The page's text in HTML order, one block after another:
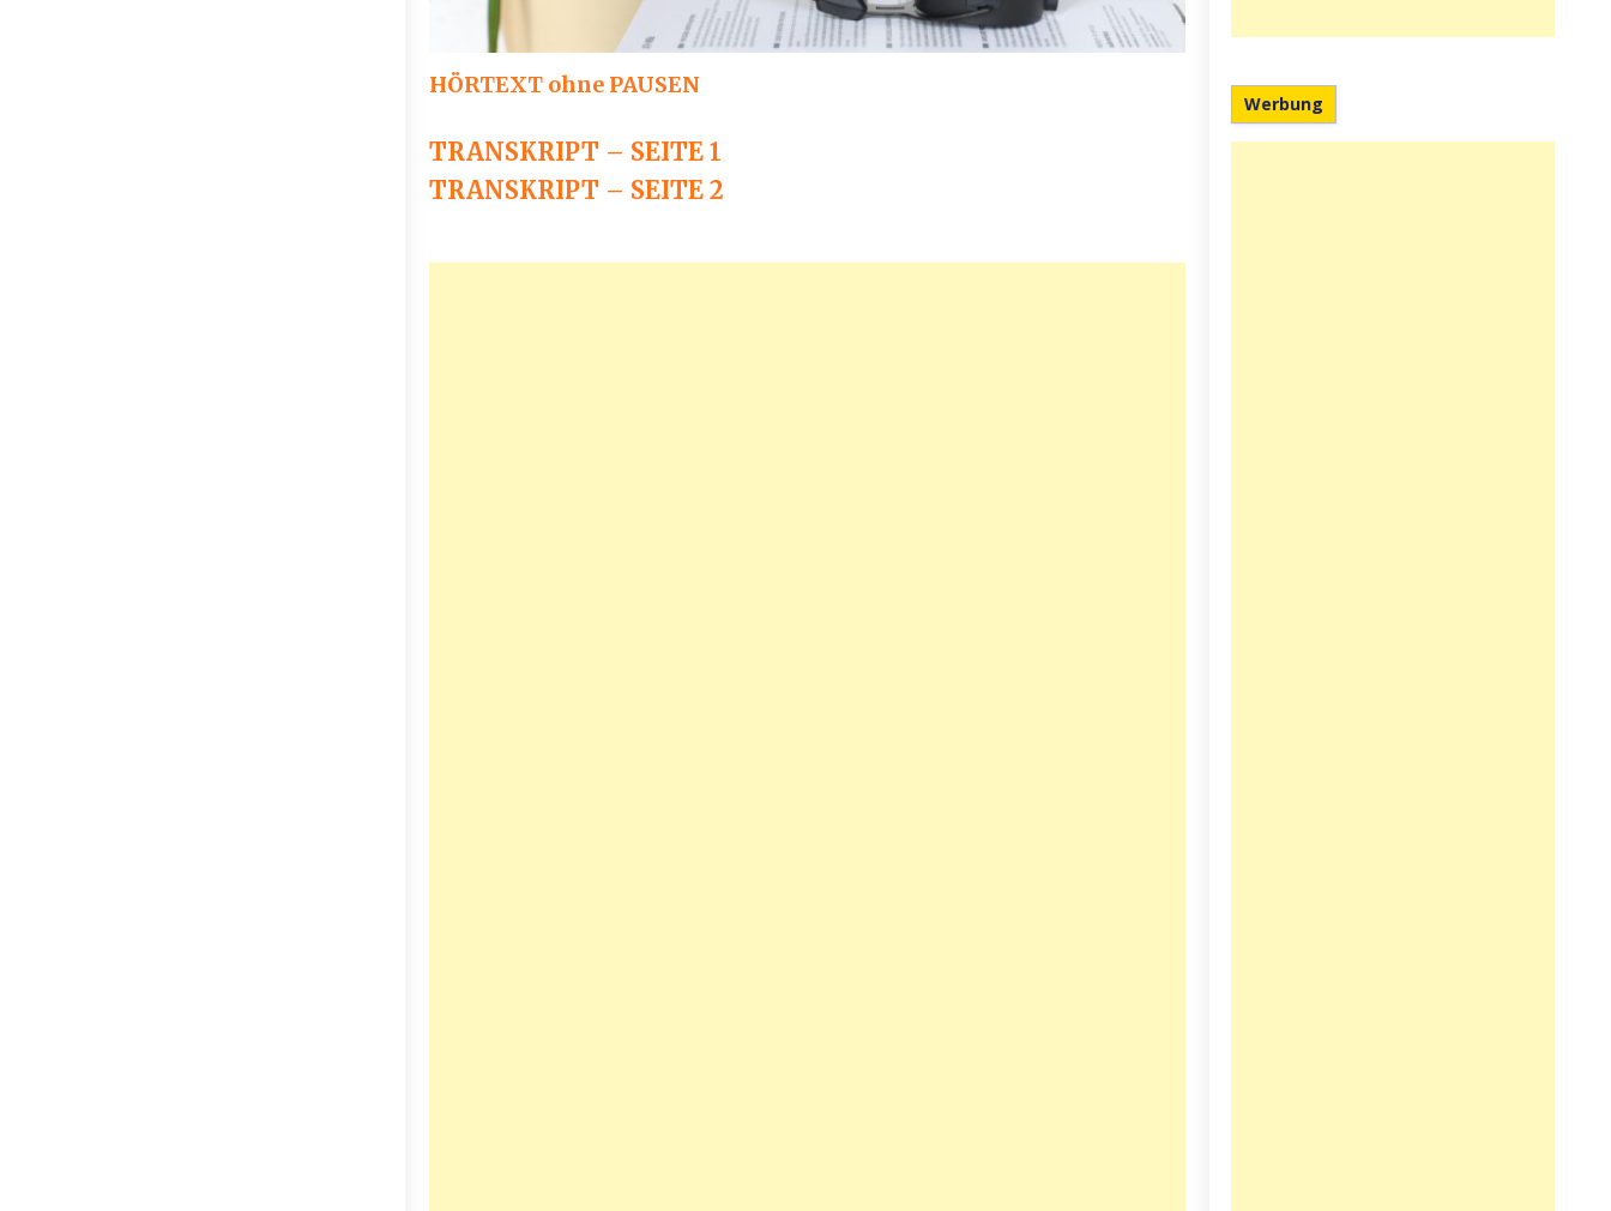
HÖRTEXT ohne PAUSEN
TRANSKRIPT – SEITE 1
TRANSKRIPT – SEITE 2
Werbung